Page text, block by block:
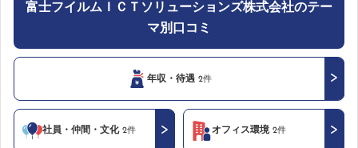
富士フイルムＩＣＴソリューションズ株式会社のテー
マ別口コミ
年収・待遇 2件
社員・仲間・文化 2件 オフィス環境 2件